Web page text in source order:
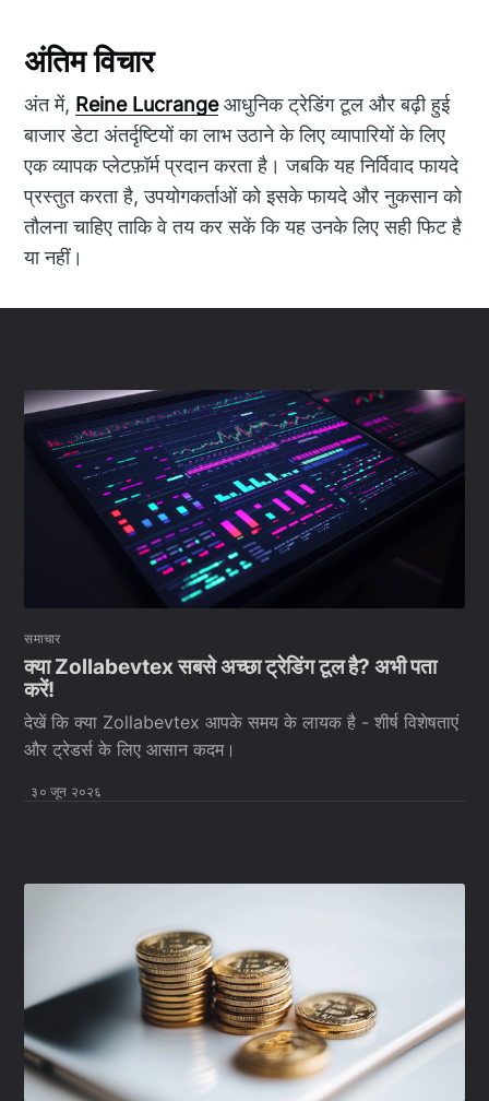
अंतिम विचार
अंत में, Reine Lucrangeआधुनिक ट्रेडिंग टूल और बढ़ी हुई
बाजार डेटा अंतर्दृष्टियों का लाभ उठाने के लिए व्यापारियों के लिए
एक व्यापक प्लेटफ़ॉर्म प्रदान करता है। जबकि यह निर्विवाद फायदे
प्रस्तुत करता है, उपयोगकर्ताओं को इसके फायदे और नुकसान को
तौलना चाहिए ताकि वे तय कर सकें कि यह उनके लिए सही फिट है
या नहीं।
समाचार
क्या Zollabevtex सबसे अच्छा ट्रेडिंग टूल है? अभी पता
करें!
देखें कि क्या Zollabevtex आपके समय के लायक है - शीर्ष विशेषताएं
और ट्रेडर्स के लिए आसान कदम।
३० जून २०२६